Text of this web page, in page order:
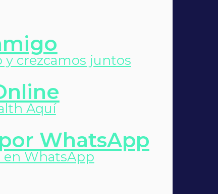
crezcamos juntos
Aquí
WhatsApp
en WhatsApp